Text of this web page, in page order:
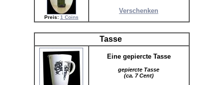
Preis: 1 Coins
Verschenken
Tasse
Eine gepiercte Tasse
gepiercte Tasse
(ca. 7 Cent)